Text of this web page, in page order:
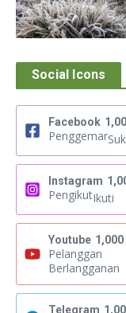
Social Icons
Facebook
Penggemar
Instagram
PengikutIkuti
Youtube 1,000
Pelanggan
Berlangganan
Telegram